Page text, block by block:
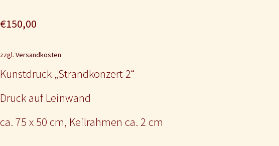
€150,00
zzgl. Versandkosten
Kunstdruck „Strandkonzert 2“
Druck auf Leinwand
ca. 75 x 50 cm, Keilrahmen ca. 2 cm